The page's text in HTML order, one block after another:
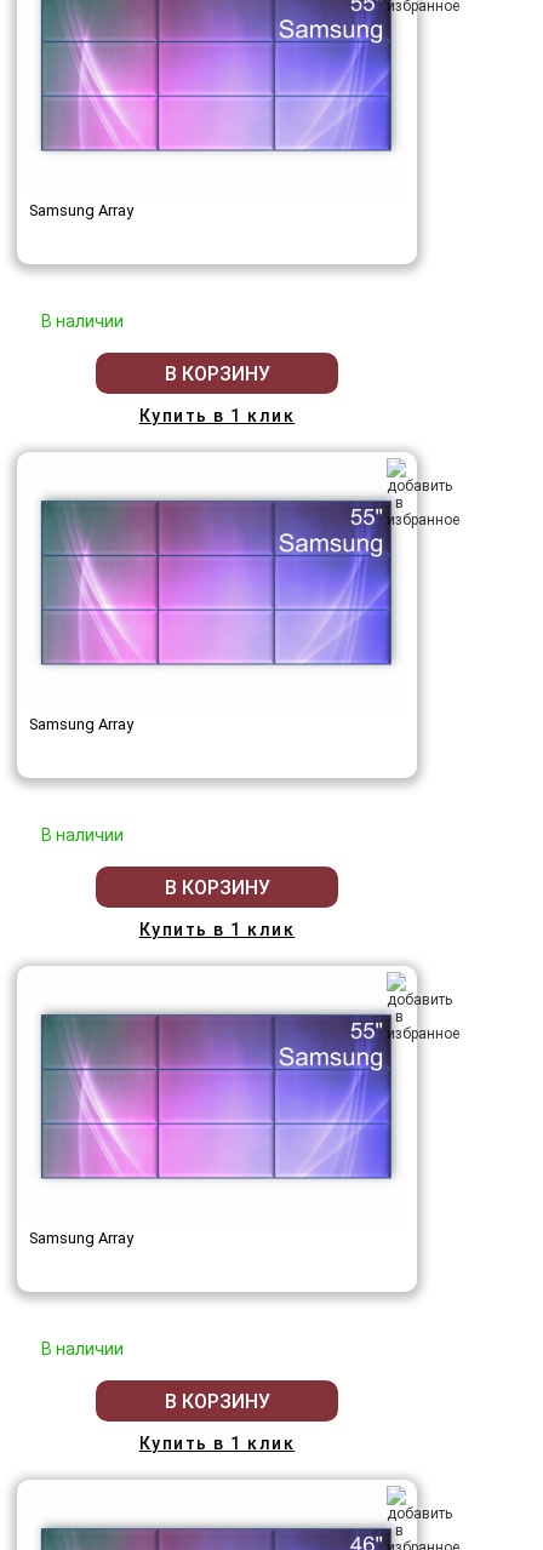
Samsung Array
В наличии
В КОРЗИНУ
Купить в 1 клик
Samsung Array
В наличии
В КОРЗИНУ
Купить в 1 клик
Samsung Array
В наличии
В КОРЗИНУ
Купить в 1 клик